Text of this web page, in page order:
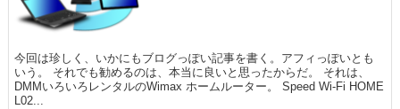
今回は珍しく、いかにもブログっぽい記事を書く。アフィっぽいとも
いう。 それでも勧めるのは、本当に良いと思ったからだ。 それは、
DMMいろいろレンタルのWimax ホームルーター。 Speed Wi-Fi HOME
L02...